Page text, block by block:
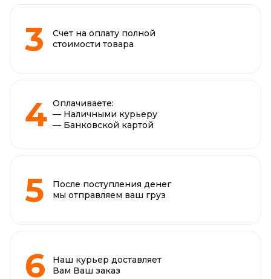
Счет на оплату полной
стоимости товара
Оплачиваете:
— Наличными курьеру
— Банковской картой
После поступления денег
мы отправляем ваш груз
Наш курьер доставляет
Вам Ваш заказ